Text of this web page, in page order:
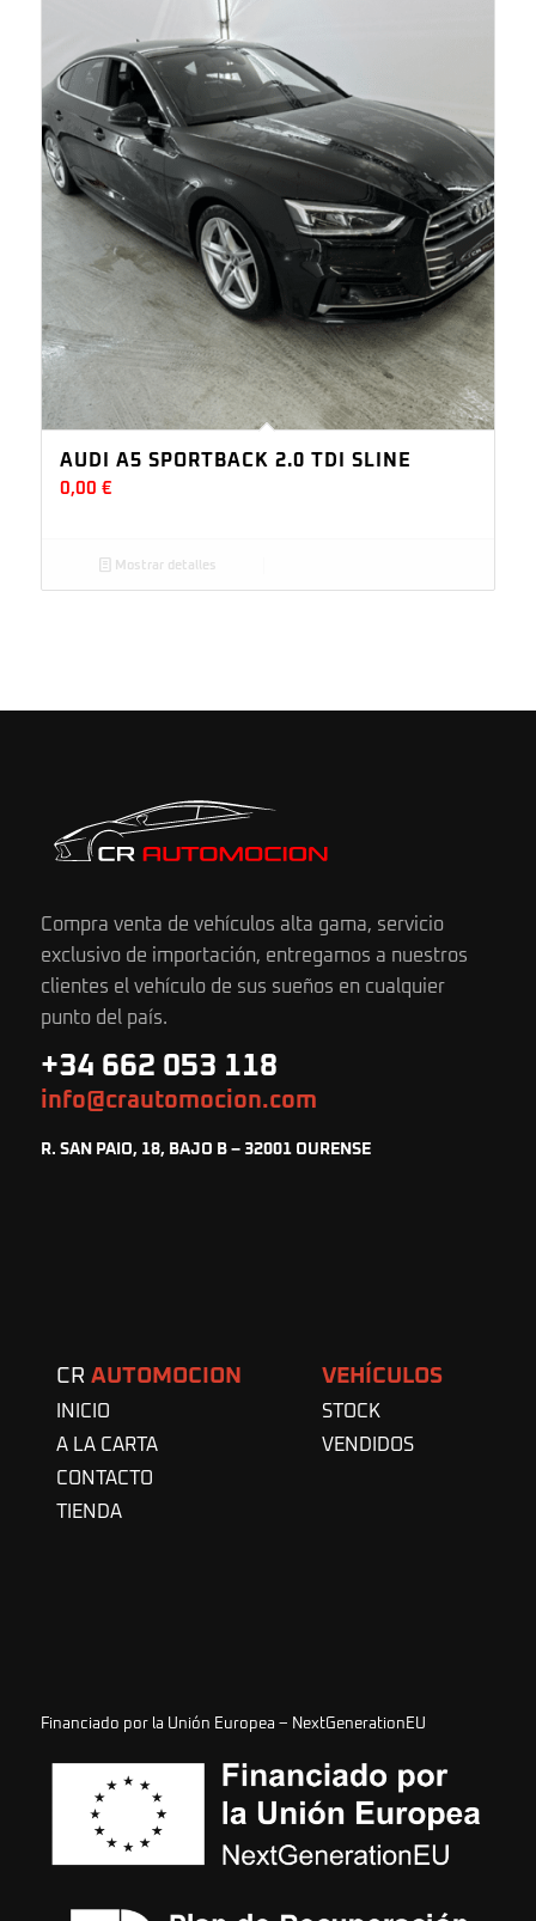
AUDI A5 SPORTBACK 2.0 TDI SLINE
0,00 €
Mostrar detalles
Compra venta de vehículos alta gama, servicio
exclusivo de importación, entregamos a nuestros
clientes el vehículo de sus sueños en cualquier
punto del país.
+34 662 053 118
info@crautomocion.com
R. SAN PAIO, 18, BAJO B – 32001 OURENSE
CR AUTOMOCION
INICIO
A LA CARTA
CONTACTO
TIENDA
VEHÍCULOS
STOCK
VENDIDOS
Financiado por la Unión Europea – NextGenerationEU